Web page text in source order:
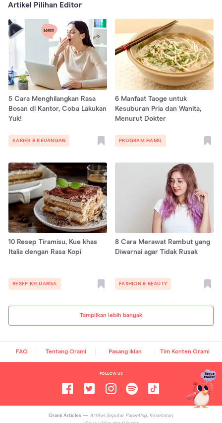
Artikel Pilihan Editor
Tampilkan lebih banyak
5 Cara Menghilangkan Rasa
Bosan di Kantor, Coba Lakukan
Yuk!
KARIER & KEUANGAN
6 Manfaat Taoge untuk
Kesuburan Pria dan Wanita,
Menurut Dokter
PROGRAM HAMIL
10 Resep Tiramisu, Kue khas
Italia dengan Rasa Kopi
RESEP KELUARGA
8 Cara Merawat Rambut yang
Diwarnai agar Tidak Rusak
FASHION & BEAUTY
FAQ Tentang Orami Pasang iklan Tim Konten Orami
FOLLOW US
Orami Articles — Artikel Seputar Parenting, Kesehatan,